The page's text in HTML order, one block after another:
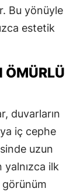
Bu yönüyle
estetik
ÖMÜRLÜ
duvarların
iç cephe
uzun
yalnızca ilk